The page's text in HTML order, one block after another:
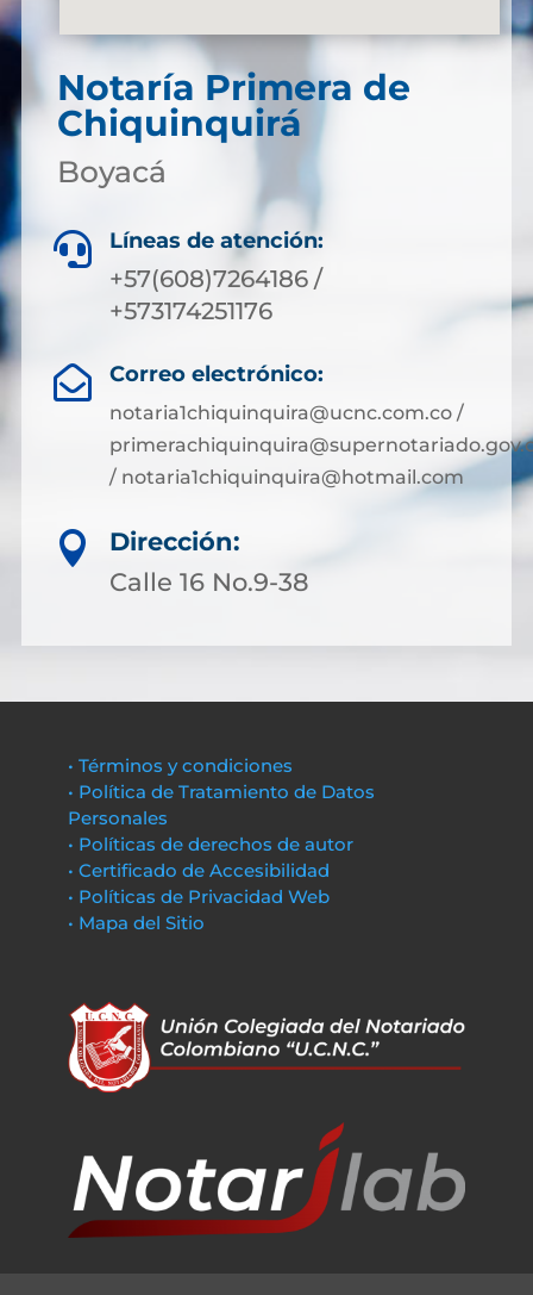
Notaría Primera de
Chiquinquirá
Boyacá
 Líneas de atención:
+57(608)7264186 /
+573174251176
 Correo electrónico:
notaria1chiquinquira@ucnc.com.co /
/ notaria1chiquinquira@hotmail.com

Dirección:
Calle 16 No.9-38
• Términos y condiciones
• Política de Tratamiento de Datos
Personales
• Políticas de derechos de autor
• Certificado de Accesibilidad
• Políticas de Privacidad Web
• Mapa del Sitio